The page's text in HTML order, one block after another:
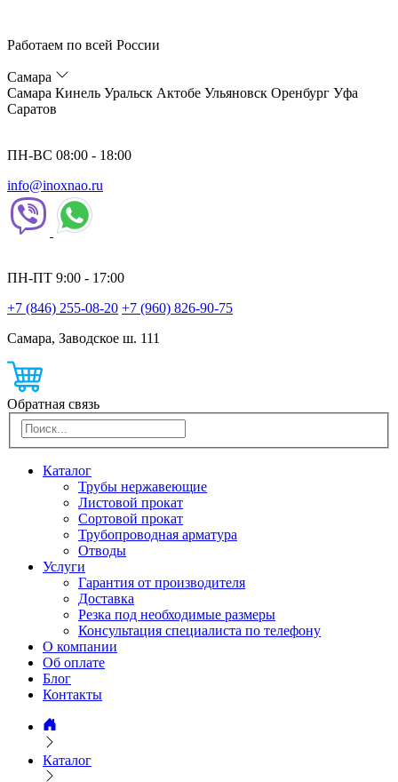
Работаем по всей России
Самара
Самара Кинель Уральск Актобе Ульяновск Оренбург Уфа
Саратов
ПН-ВС 08:00 - 18:00
info@inoxnao.ru
ПН-ПТ 9:00 - 17:00
+7 (846) 255-08-20 +7 (960) 826-90-75
Самара, Заводское ш. 111
Обратная связь
Каталог
Трубы нержавеющие
Листовой прокат
Сортовой прокат
Трубопроводная арматура
Отводы
Услуги
Гарантия от производителя
Доставка
Резка под необходимые размеры
Консультация специалиста по телефону
О компании
Об оплате
Блог
Контакты
Каталог